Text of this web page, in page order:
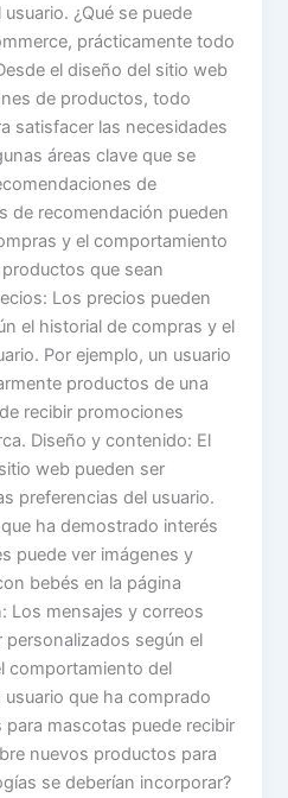
¿Qué se puede
prácticamente todo
el diseño del sitio web
de productos, todo
satisfacer las necesidades
áreas clave que se
de
de recomendación pueden
y el comportamiento
que sean
Los precios pueden
el historial de compras y el
Por ejemplo, un usuario
productos de una
recibir promociones
Diseño y contenido: El
web pueden ser
preferencias del usuario.
ha demostrado interés
puede ver imágenes y
bebés en la página
Los mensajes y correos
según el
comportamiento del
usuario que ha comprado
mascotas puede recibir
nuevos productos para
se deberían incorporar?